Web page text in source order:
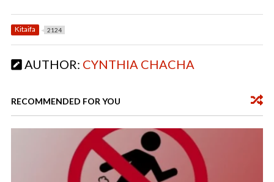
e
b
o
o
itt
er
ai at
A
p
ar
Kitaifa 2124
AUTHOR: CYNTHIA CHACHA
RECOMMENDED FOR YOU